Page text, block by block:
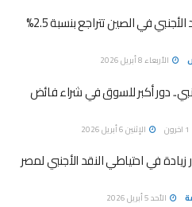
احتياطيات النقد الأجنبي في الصين تتراجع بنسبة 2.5%
الأربعاء 8 أبريل 2026
دور أكبر للسوق في شراء فائض
1 اخرون الإثنين 6 أبريل 2026
زيادة في احتياطي النقد الأجنبي لمصر
الأحد 5 أبريل 2026